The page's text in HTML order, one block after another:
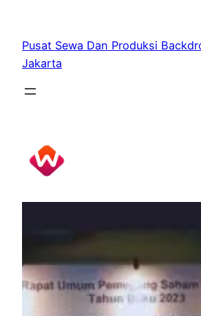
content
Pusat Sewa Dan Produksi
Jakarta